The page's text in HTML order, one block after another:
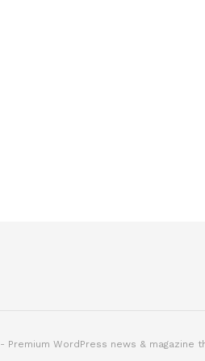
- Premium WordPress news & magazine